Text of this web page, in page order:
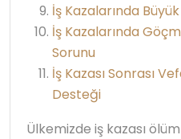
İş Kazalarında
İş Kazalarında
Sorunu
İş Kazası Sonrası
Desteği
Ülkemizde iş kazası